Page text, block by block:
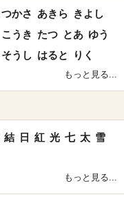
つかさ あきら きよし
こうき たつ とあ ゆう
そうし はると りく
もっと見る...
結 日 紅 光 七 太 雪
もっと見る...